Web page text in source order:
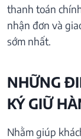
thanh toán
nhận đơn và
sớm nhất.
NHỮNG
KÝ GIỮ
Nhằm giúp